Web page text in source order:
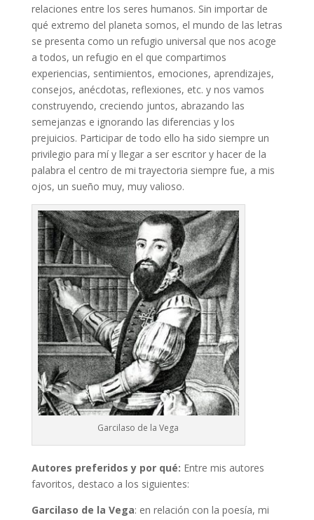
relaciones entre los seres humanos. Sin importar de
qué extremo del planeta somos, el mundo de las letras
se presenta como un refugio universal que nos acoge
a todos, un refugio en el que compartimos
experiencias, sentimientos, emociones, aprendizajes,
consejos, anécdotas, reflexiones, etc. y nos vamos
construyendo, creciendo juntos, abrazando las
semejanzas e ignorando las diferencias y los
prejuicios. Participar de todo ello ha sido siempre un
privilegio para mí y llegar a ser escritor y hacer de la
palabra el centro de mi trayectoria siempre fue, a mis
ojos, un sueño muy, muy valioso.
Garcilaso de la Vega
Autores preferidos y por qué: Entre mis autores
favoritos, destaco a los siguientes:
Garcilaso de la Vega: en relación con la poesía, mi